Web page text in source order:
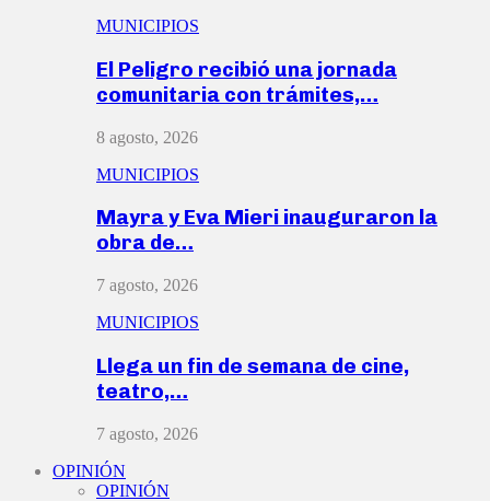
MUNICIPIOS
El Peligro recibió una jornada
comunitaria con trámites,…
8 agosto, 2026
MUNICIPIOS
Mayra y Eva Mieri inauguraron la
obra de…
7 agosto, 2026
MUNICIPIOS
Llega un fin de semana de cine,
teatro,…
7 agosto, 2026
OPINIÓN
OPINIÓN